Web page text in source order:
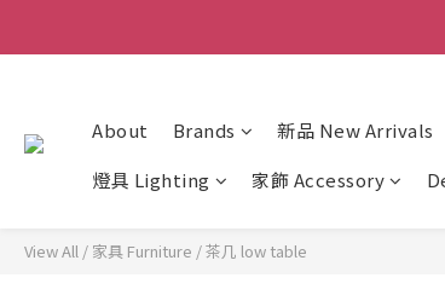
About Brands 新品 New Arrivals
燈具 Lighting
家飾 Accessory
View All / 家具 Furniture /茶几 low table